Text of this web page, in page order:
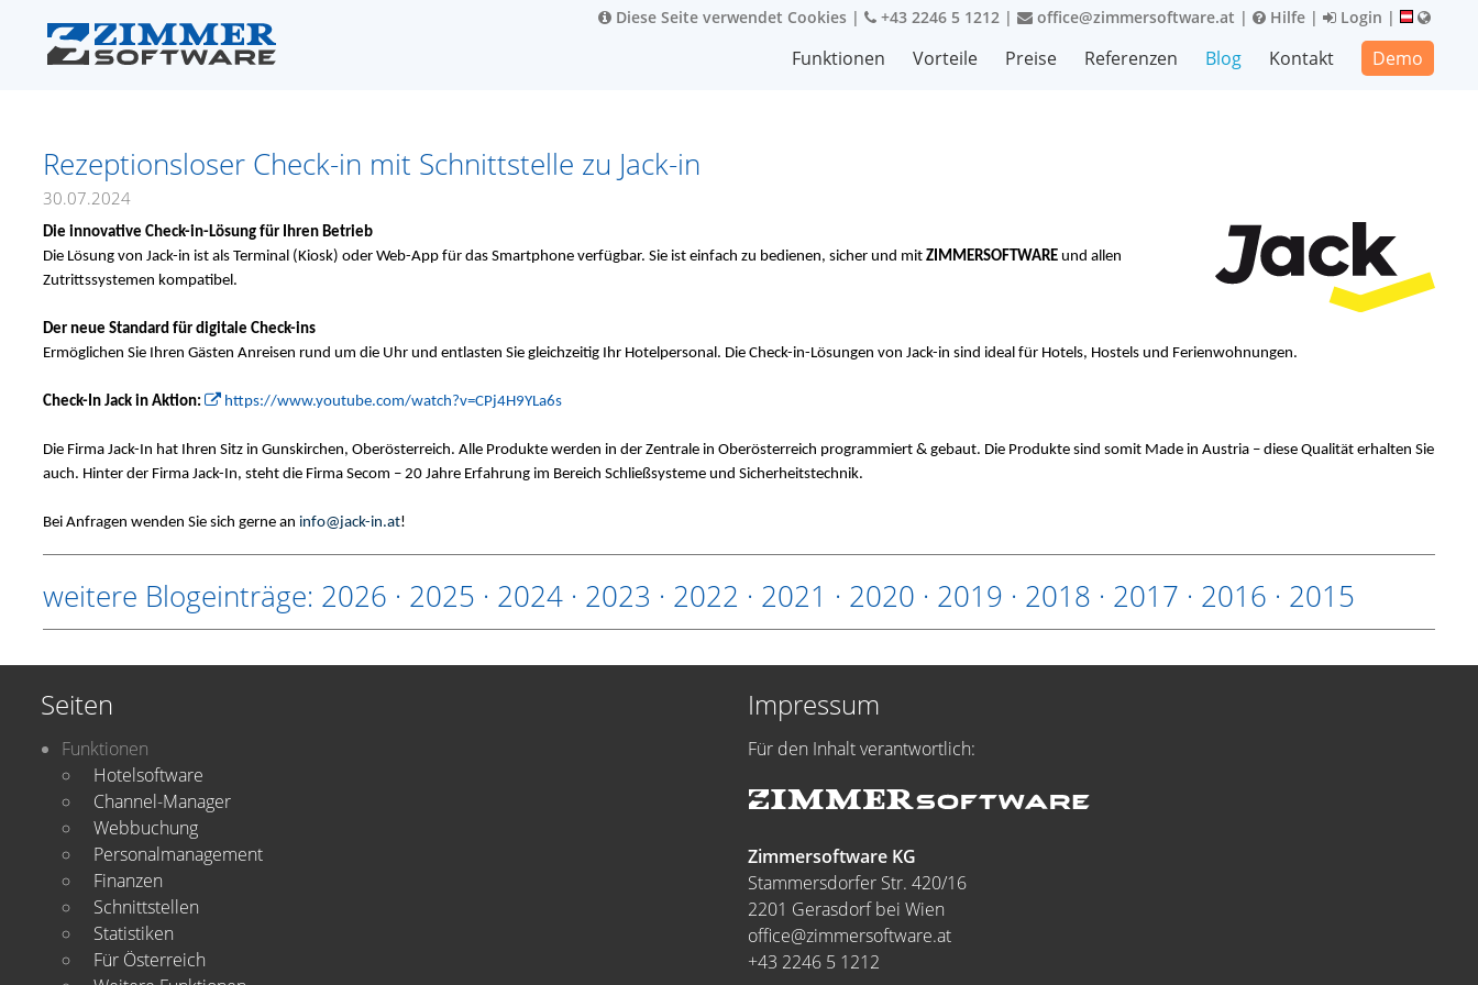
Diese Seite verwendet Cookies | +43 2246 5 1212 | office@zimmersoftware.at | Hilfe | Login |
Funktionen Vorteile Preise Referenzen Blog Kontakt Demo
Rezeptionsloser Check-in mit Schnittstelle zu Jack-in
30.07.2024
Die innovative Check-in-Lösung für Ihren Betrieb
Die Lösung von Jack-in ist als Terminal (Kiosk) oder Web-App für das Smartphone verfügbar. Sie ist einfach zu bedienen, sicher und mit ZIMMERSOFTWARE und allen
Zutrittssystemen kompatibel.
Der neue Standard für digitale Check-ins
Ermöglichen Sie Ihren Gästen Anreisen rund um die Uhr und entlasten Sie gleichzeitig Ihr Hotelpersonal. Die Check-in-Lösungen von Jack-in sind ideal für Hotels, Hostels und Ferienwohnungen.
Check-In Jack in Aktion: https://www.youtube.com/watch?v=CPj4H9YLa6s
Die Firma Jack-In hat Ihren Sitz in Gunskirchen, Oberösterreich. Alle Produkte werden in der Zentrale in Oberösterreich programmiert & gebaut. Die Produkte sind somit Made in Austria – diese Qualität erhalten Sie
auch. Hinter der Firma Jack-In, steht die Firma Secom – 20 Jahre Erfahrung im Bereich Schließsysteme und Sicherheitstechnik.
Bei Anfragen wenden Sie sich gerne an info@jack-in.at!
weitere Blogeinträge: 2026 · 2025 · 2024 · 2023 · 2022 · 2021 · 2020 · 2019 · 2018 · 2017 · 2016 · 2015
Seiten
Funktionen
Hotelsoftware
Channel-Manager
Webbuchung
Personalmanagement
Finanzen
Schnittstellen
Statistiken
Für Österreich
Impressum
Für den Inhalt verantwortlich:
Zimmersoftware KG
Stammersdorfer Str. 420/16
2201 Gerasdorf bei Wien
office@zimmersoftware.at
+43 2246 5 1212